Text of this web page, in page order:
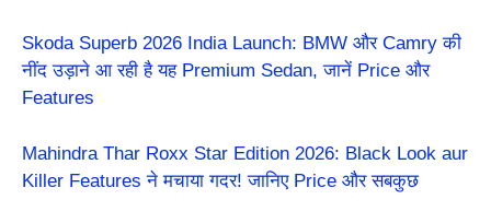
Skoda Superb 2026 India Launch: BMW और Camry की
नींद उड़ाने आ रही है यह Premium Sedan, जानें Price और
Features
Mahindra Thar Roxx Star Edition 2026: Black Look aur
Killer Features ने मचाया गदर! जानिए Price और सबकुछ